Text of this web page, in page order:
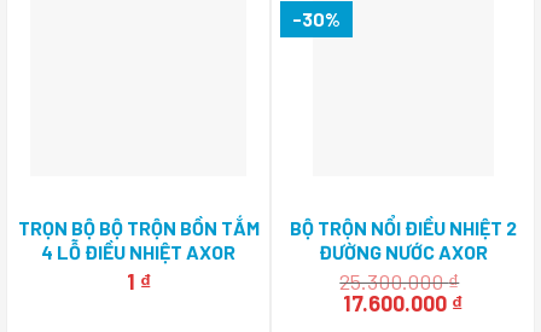
19.040.000 ₫.
TRỌN BỘ BỘ TRỘN BỒN TẮM
4 LỖ ĐIỀU NHIỆT AXOR
CITTERIO E HAFELE
1 ₫
-30%
BỘ TRỘN NỔI ĐIỀU NHIỆT 2
ĐƯỜNG NƯỚC AXOR
CITERRIO E 589.30.525
25.300.000₫
Giá
17.600.000 ₫Giá